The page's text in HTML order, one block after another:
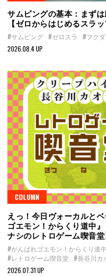
サムピングの基本：まず
【ゼロからはじめるスラ
#サムピング #ゼロスラ #フク
2026.08.4 UP
COLUMN
えっ！今日ヴォーカルと
ゴエモン！からくり道中
ナシのレトロゲーム喫音
#がんばれゴエモン！からくり道中
#レトロゲーム喫音堂 #長谷川カ
2026.07.31 UP